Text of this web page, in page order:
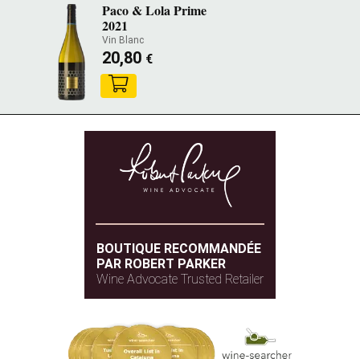
Paco & Lola Prime
2021
Vin Blanc
20,80 €
BOUTIQUE RECOMMANDÉE
PAR ROBERT PARKER
Wine Advocate Trusted Retailer